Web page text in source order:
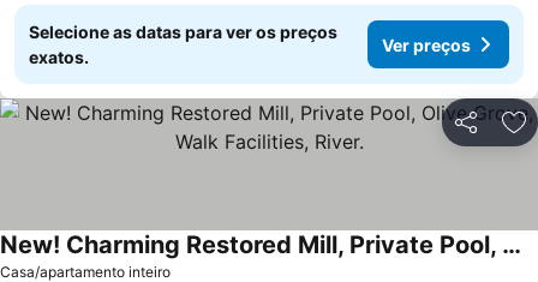
Selecione as datas para ver os preços
exatos.
Ver preços
Partilhar
Casa/apartamento inteiro
New! Charming Restored Mill, Private Pool, Olive Grove, Walk Facilities, River.